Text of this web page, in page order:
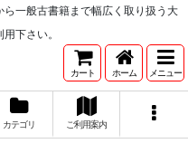
一般古書籍まで幅広く取り扱う大
下さい。
カート ホーム メニュー
カテゴリ ご利用案内